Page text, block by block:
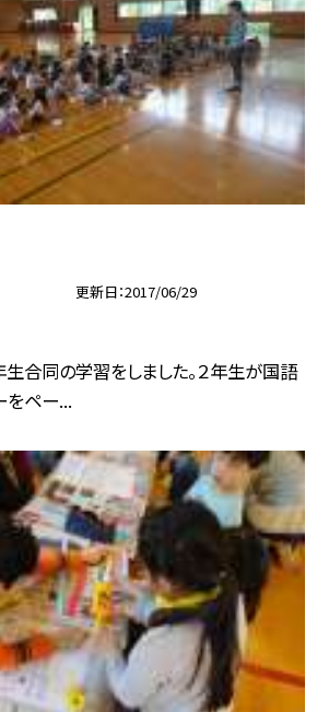
更新日 2017/06/29
生合同の学習をしました。２年生が国語
をペー...